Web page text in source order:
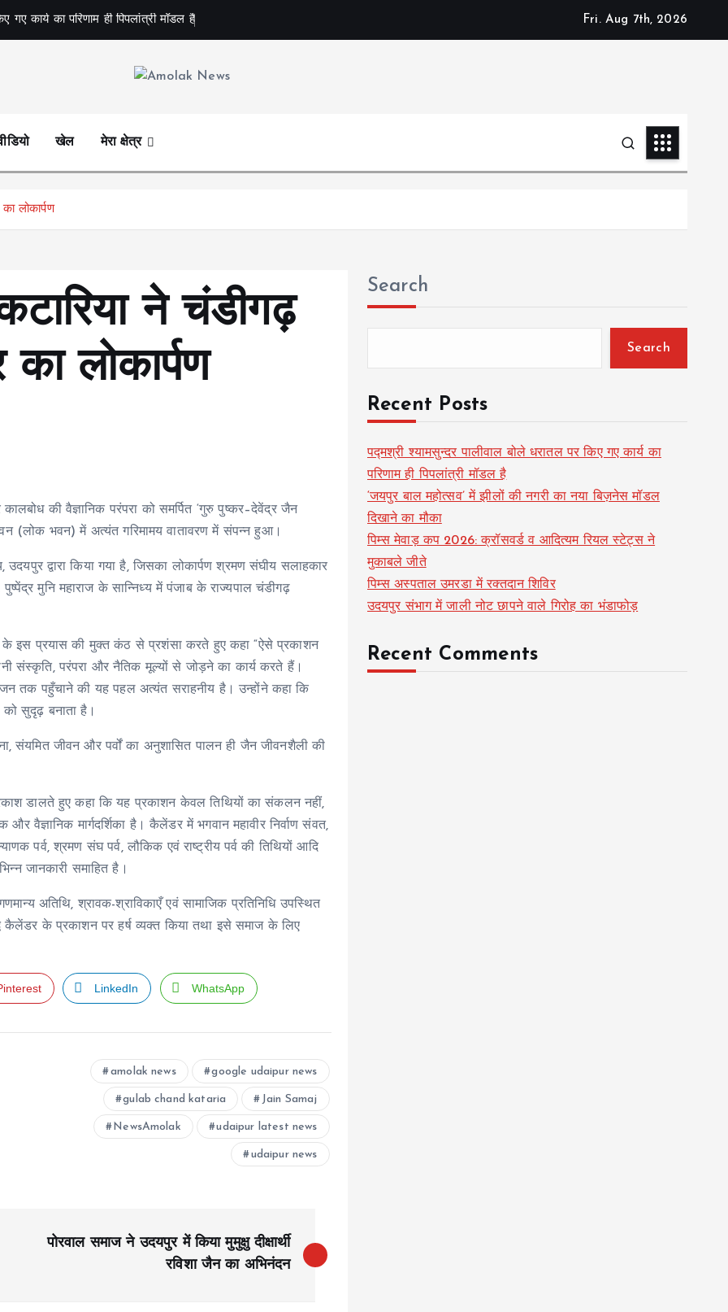
गए कार्य का परिणाम ही पिपलांत्री मॉडल है Fri. Aug 7th, 2026
खेल मेरा क्षेत्र
लोकार्पण
ने चंडीगढ़
लोकार्पण
की वैज्ञानिक परंपरा को समर्पित ‘गुरु पुष्कर–देवेंद्र जैन
(लोक भवन) में अत्यंत गरिमामय वातावरण में संपन्न हुआ।
द्वारा किया गया है, जिसका लोकार्पण श्रमण संघीय सलाहकार
पुष्पेंद्र मुनि महाराज के सान्निध्य में पंजाब के राज्यपाल चंडीगढ़
के इस प्रयास की मुक्त कंठ से प्रशंसा करते हुए कहा “ऐसे प्रकाशन
संस्कृति, परंपरा और नैतिक मूल्यों से जोड़ने का कार्य करते हैं।
तक पहुँचाने की यह पहल अत्यंत सराहनीय है। उन्होंने कहा कि
सुदृढ़ बनाता है।
संयमित जीवन और पर्वों का अनुशासित पालन ही जैन जीवनशैली की
डालते हुए कहा कि यह प्रकाशन केवल तिथियों का संकलन नहीं,
वैज्ञानिक मार्गदर्शिका है। कैलेंडर में भगवान महावीर निर्वाण संवत,
श्रमण संघ पर्व, लौकिक एवं राष्ट्रीय पर्व की तिथियों आदि
जानकारी समाहित है।
अतिथि, श्रावक-श्राविकाएँ एवं सामाजिक प्रतिनिधि उपस्थित
के प्रकाशन पर हर्ष व्यक्त किया तथा इसे समाज के लिए
LinkedIn WhatsApp
amolak news google udaipur news
gulab chand kataria Jain Samaj
NewsAmolak udaipur latest news
udaipur news
पोरवाल समाज ने उदयपुर में किया मुमुक्षु दीक्षार्थी
रविशा जैन का अभिनंदन
Search
Search
Recent Posts
पद्मश्री श्यामसुन्दर पालीवाल बोले धरातल पर किए गए कार्य का
परिणाम ही पिपलांत्री मॉडल है
‘जयपुर बाल महोत्सव’ में झीलों की नगरी का नया बिज़नेस मॉडल
दिखाने का मौका
पिम्स मेवाड़ कप 2026: क्रॉसवर्ड व आदित्यम रियल स्टेट्स ने
मुकाबले जीते
पिम्स अस्पताल उमरडा में रक्तदान शिविर
उदयपुर संभाग में जाली नोट छापने वाले गिरोह का भंडाफोड़
Recent Comments